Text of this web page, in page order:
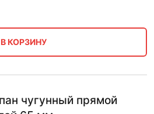
В КОРЗИНУ
чугунный прямой